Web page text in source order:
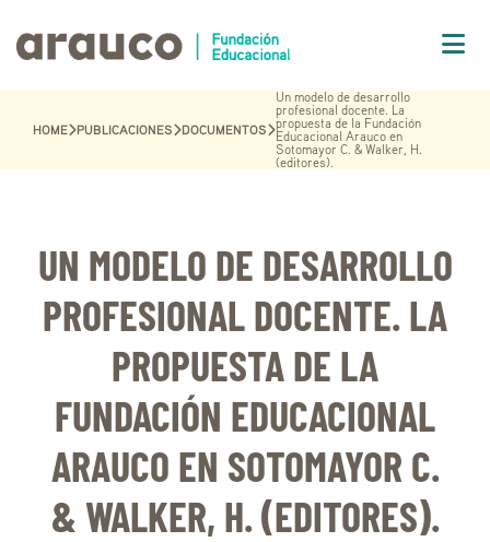
HOME PUBLICACIONES DOCUMENTOS
Un modelo de desarrollo
profesional docente. La
propuesta de la Fundación
Educacional Arauco en
Sotomayor C. & Walker, H.
(editores).
UN MODELO DE DESARROLLO
PROFESIONAL DOCENTE. LA
PROPUESTA DE LA
FUNDACIÓN EDUCACIONAL
ARAUCO EN SOTOMAYOR C.
& WALKER, H. (EDITORES).